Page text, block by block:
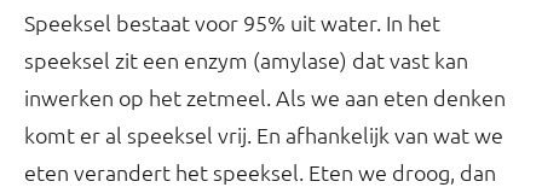
Speeksel bestaat voor 95% uit water. In het
speeksel zit een enzym (amylase) dat vast kan
inwerken op het zetmeel. Als we aan eten denken
komt er al speeksel vrij. En afhankelijk van wat we
eten verandert het speeksel. Eten we droog, dan